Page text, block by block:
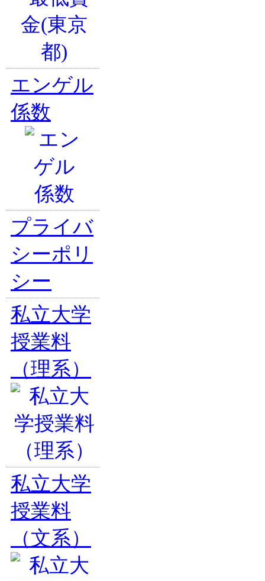
エンゲル
係数
プライバ
シーポリ
シー
私立大学
授業料
（理系）
私立大学
授業料
（文系）